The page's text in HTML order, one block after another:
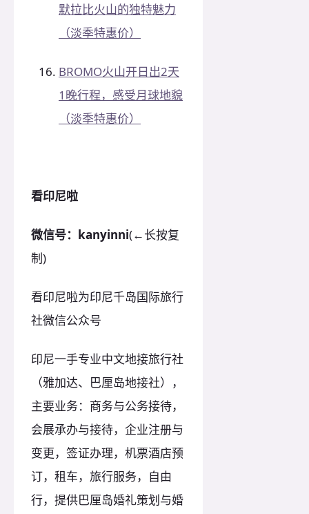
默拉比火山的独特魅力
（淡季特惠价）
BROMO火山开日出2天
1晚行程，感受月球地貌
（淡季特惠价）
看印尼啦
微信号：kanyinni(←长按复
制)
看印尼啦为印尼千岛国际旅行
社微信公众号
印尼一手专业中文地接旅行社
（雅加达、巴厘岛地接社），
主要业务：商务与公务接待，
会展承办与接待，企业注册与
变更，签证办理，机票酒店预
订，租车，旅行服务，自由
行，提供巴厘岛婚礼策划与婚